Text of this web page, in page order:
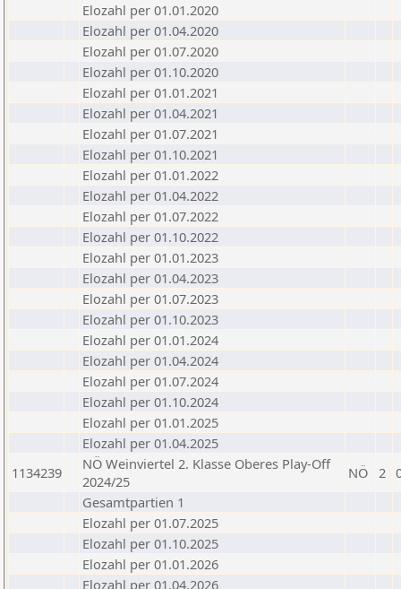
Elozahl per 01.01.2020
Elozahl per 01.04.2020
Elozahl per 01.07.2020
Elozahl per 01.10.2020
Elozahl per 01.01.2021
Elozahl per 01.04.2021
Elozahl per 01.07.2021
Elozahl per 01.10.2021
Elozahl per 01.01.2022
Elozahl per 01.04.2022
Elozahl per 01.07.2022
Elozahl per 01.10.2022
Elozahl per 01.01.2023
Elozahl per 01.04.2023
Elozahl per 01.07.2023
Elozahl per 01.10.2023
Elozahl per 01.01.2024
Elozahl per 01.04.2024
Elozahl per 01.07.2024
Elozahl per 01.10.2024
Elozahl per 01.01.2025
Elozahl per 01.04.2025
1134239
NÖ Weinviertel 2. Klasse Oberes Play-Off
2024/25
NÖ 2
Gesamtpartien 1
Elozahl per 01.07.2025
Elozahl per 01.10.2025
Elozahl per 01.01.2026
Elozahl per 01.04.2026